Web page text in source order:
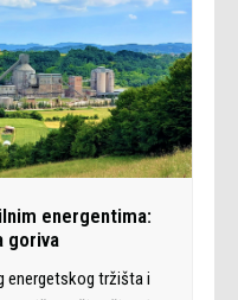
energentima:
goriva
energetskog tržišta i